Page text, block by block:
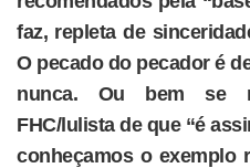
faz, repleta de
O pecado do pecador é
nunca. Ou bem se
FHC/lulista de que “é
conheçamos o exemplo